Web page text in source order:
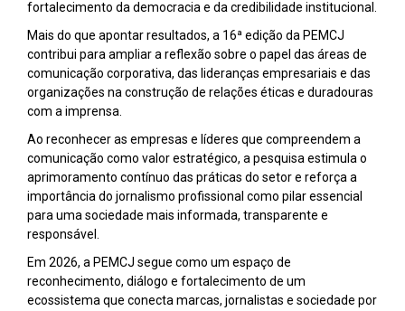
fortalecimento da democracia e da credibilidade institucional.
Mais do que apontar resultados, a 16ª edição da PEMCJ
contribui para ampliar a reflexão sobre o papel das áreas de
comunicação corporativa, das lideranças empresariais e das
organizações na construção de relações éticas e duradouras
com a imprensa.
Ao reconhecer as empresas e líderes que compreendem a
comunicação como valor estratégico, a pesquisa estimula o
aprimoramento contínuo das práticas do setor e reforça a
importância do jornalismo profissional como pilar essencial
para uma sociedade mais informada, transparente e
responsável.
Em 2026, a PEMCJ segue como um espaço de
reconhecimento, diálogo e fortalecimento de um
ecossistema que conecta marcas, jornalistas e sociedade por